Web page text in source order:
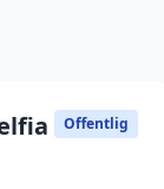
Offentlig